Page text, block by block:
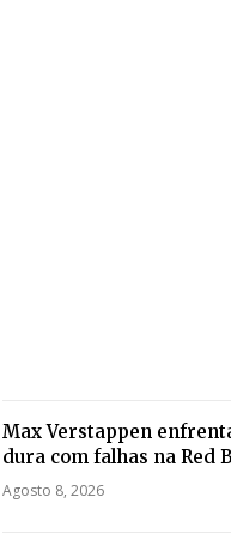
Max Verstappen
dura com falhas na Red
Agosto 8, 2026